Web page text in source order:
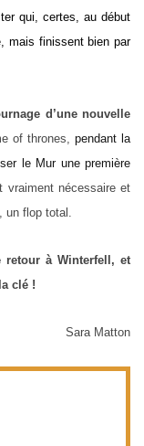
qui, certes, au début
mais finissent bien par
d’une nouvelle
of thrones,pendant la
le Mur une première
vraiment nécessaire et
flop total.
retour à Winterfell, et
clé !
Sara Matton